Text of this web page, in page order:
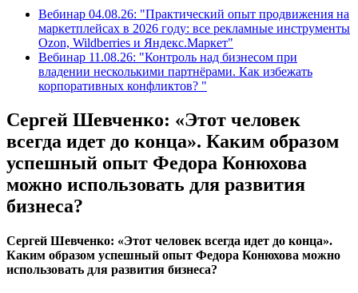
Вебинар 04.08.26: "Практический опыт продвижения на
маркетплейсах в 2026 году: все рекламные инструменты
Ozon, Wildberries и Яндекс.Маркет"
Вебинар 11.08.26: "Контроль над бизнесом при
владении несколькими партнёрами. Как избежать
корпоративных конфликтов? "
Сергей Шевченко: «Этот человек
всегда идет до конца». Каким образом
успешный опыт Федора Конюхова
можно использовать для развития
бизнеса?
Сергей Шевченко: «Этот человек всегда идет до конца».
Каким образом успешный опыт Федора Конюхова можно
использовать для развития бизнеса?